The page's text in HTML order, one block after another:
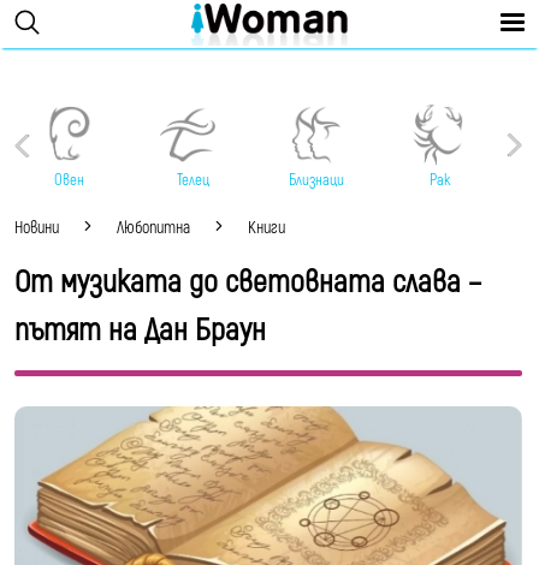
Овен Телец Близнаци Рак
Новини Любопитна Книги
От музиката до световната слава –
пътят на Дан Браун